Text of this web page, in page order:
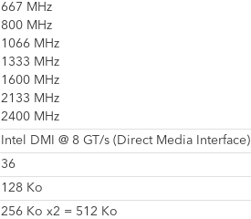
667 MHz
800 MHz
1066 MHz
1333 MHz
1600 MHz
2133 MHz
2400 MHz
Intel DMI @ 8 GT/s (Direct Media Interface)
36
128 Ko
256 Ko x2 = 512 Ko